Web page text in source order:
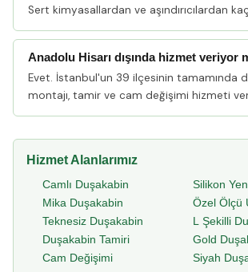
Sert kimyasallardan ve aşındırıcılardan
Anadolu Hisarı dışında hizmet veriyor
Evet. İstanbul'un 39 ilçesinin tamamında
montajı, tamir ve cam değişimi hizmeti
Hizmet Alanlarımız
Camlı Duşakabin
Mika Duşakabin
Teknesiz Duşakabin
Duşakabin Tamiri
Cam Değişimi
Silikon
Özel Ölçü
L Şekilli
Gold
Siyah